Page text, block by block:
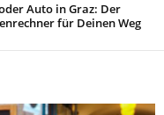
Auto in Graz: Der
für Deinen Weg